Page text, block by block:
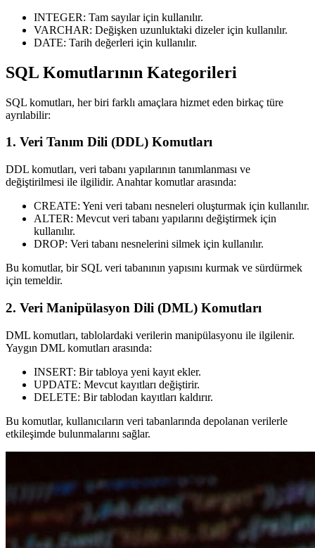
INTEGER: Tam sayılar için kullanılır.
VARCHAR: Değişken uzunluktaki dizeler için kullanılır.
DATE: Tarih değerleri için kullanılır.
SQL Komutlarının Kategorileri
SQL komutları, her biri farklı amaçlara hizmet eden birkaç türe
ayrılabilir:
1. Veri Tanım Dili (DDL) Komutları
DDL komutları, veri tabanı yapılarının tanımlanması ve
değiştirilmesi ile ilgilidir. Anahtar komutlar arasında:
CREATE: Yeni veri tabanı nesneleri oluşturmak için kullanılır.
ALTER: Mevcut veri tabanı yapılarını değiştirmek için
kullanılır.
DROP: Veri tabanı nesnelerini silmek için kullanılır.
Bu komutlar, bir SQL veri tabanının yapısını kurmak ve sürdürmek
için temeldir.
2. Veri Manipülasyon Dili (DML) Komutları
DML komutları, tablolardaki verilerin manipülasyonu ile ilgilenir.
Yaygın DML komutları arasında:
INSERT: Bir tabloya yeni kayıt ekler.
UPDATE: Mevcut kayıtları değiştirir.
DELETE: Bir tablodan kayıtları kaldırır.
Bu komutlar, kullanıcıların veri tabanlarında depolanan verilerle
etkileşimde bulunmalarını sağlar.